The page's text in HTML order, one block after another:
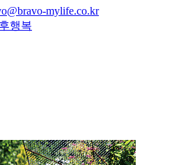
mylife.co.kr
행복